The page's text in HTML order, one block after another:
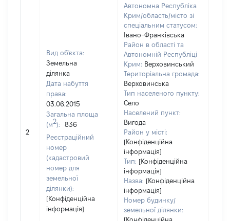
2
Вид об'єкта:
Земельна
ділянка
Дата набуття
права:
03.06.2015
Загальна площа
(м2):
836
Реєстраційний
номер
(кадастровий
номер для
земельної
ділянки):
[Конфіденційна
інформація]
Автономна Республіка
Крим/область/місто зі
спеціальним статусом:
Івано-Франківська
Район в області та
Автономній Республіці
Крим: Верховинський
Територіальна громада:
Верховинська
Тип населеного пункту:
Село
Населений пункт:
Вигода
Район у місті:
[Конфіденційна
інформація]
Тип: [Конфіденційна
інформація]
Назва: [Конфіденційна
інформація]
Номер будинку/
земельної ділянки:
[Конфіденційна